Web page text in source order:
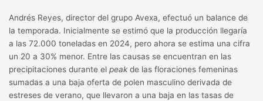
Andrés Reyes, director del grupo Avexa, efectuó un balance de
la temporada. Inicialmente se estimó que la producción llegaría
a las 72.000 toneladas en 2024, pero ahora se estima una cifra
un 20 a 30% menor. Entre las causas se encuentran en las
precipitaciones durante elpeakde las floraciones femeninas
sumadas a una baja oferta de polen masculino derivada de
estreses de verano, que llevaron a una baja en las tasas de